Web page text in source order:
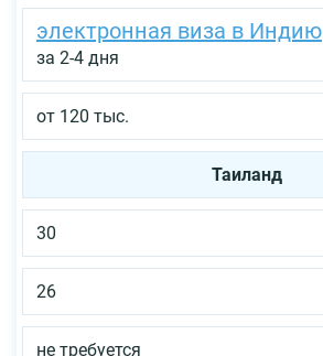
электронная виза в Индию
за 2-4 дня
от 120 тыс.
Таиланд
30
26
не требуется